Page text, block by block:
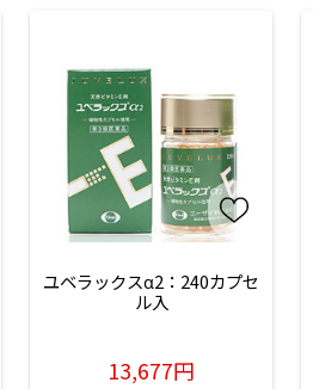
ユベラックスα2：240カプセ
ル入
13,677円